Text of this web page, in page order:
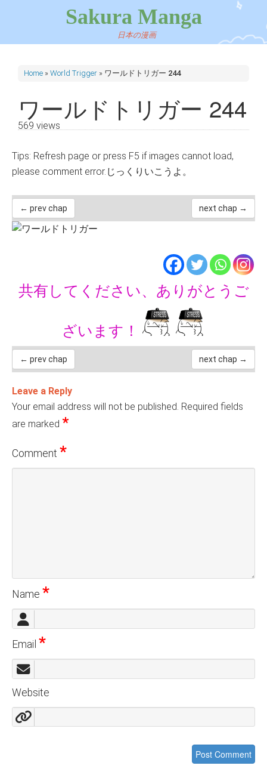
Sakura Manga
日本の漫画
Home » World Trigger » ワールドトリガー 244
ワールドトリガー 244
569 views
Tips: Refresh page or press F5 if images cannot load,
please comment error.じっくりいこうよ。
← prev chap next chap →
共有してください、ありがとうご
ざいます！
← prev chap next chap →
Leave a Reply
Your email address will not be published. Required fields
are marked *
Comment *
Name *
Email *
Website